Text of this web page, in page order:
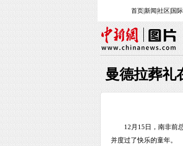
首页|新闻 社区 国际|
曼德拉葬礼
12月15日，南非前
并度过了快乐的童年。